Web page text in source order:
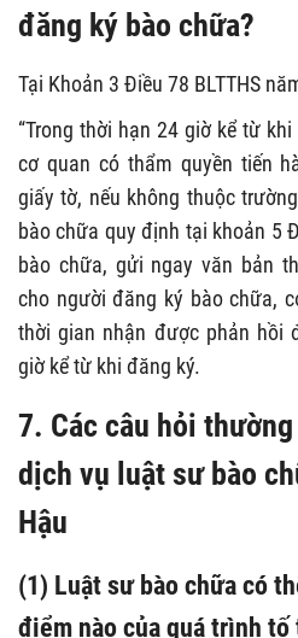
đăng ký bào chữa?
Tại Khoản 3 Điều 78 BLTTHS
“Trong thời hạn 24 giờ kể từ
cơ quan có thẩm quyền tiến
giấy tờ, nếu không thuộc
bào chữa quy định tại khoản 5
bào chữa, gửi ngay văn bản
cho người đăng ký bào chữa,
thời gian nhận được phản hồi
giờ kể từ khi đăng ký.
7. Các câu hỏi
dịch vụ luật sư bào
Hậu
(1) Luật sư bào chữa có
điểm nào của quá trình tố